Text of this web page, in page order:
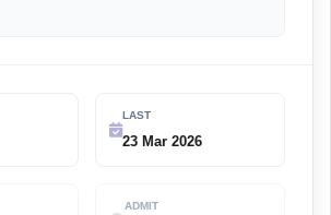
LAST
23 Mar 2026
ADMIT